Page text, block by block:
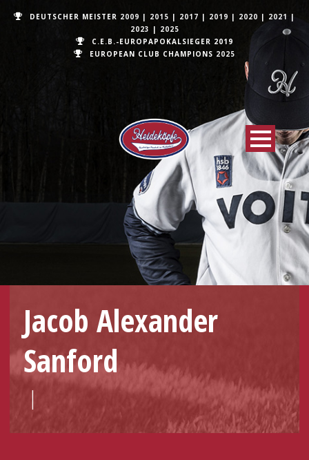
DEUTSCHER MEISTER 2009 | 2015 | 2017 | 2019 | 2020 | 2021 |
2023 | 2025
C.E.B.-EUROPAPOKALSIEGER 2019
EUROPEAN CLUB CHAMPIONS 2025
Jacob Alexander
Sanford
|